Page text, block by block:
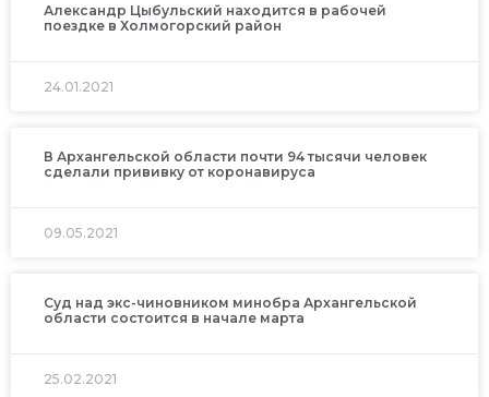
Александр Цыбульский находится в рабочей
поездке в Холмогорский район
24.01.2021
В Архангельской области почти 94 тысячи человек
сделали прививку от коронавируса
09.05.2021
Суд над экс-чиновником минобра Архангельской
области состоится в начале марта
25.02.2021